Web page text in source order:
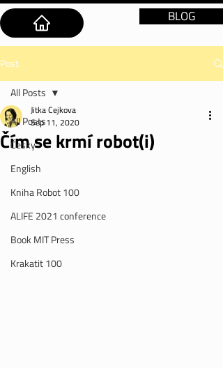
BLOG
Post
All Posts
Česky
English
Kniha Robot 100
ALIFE 2021 conference
Book MIT Press
Krakatit 100
All Posts
Čím se krmí robot(i)
Jitka Cejkova
Sep 11, 2020